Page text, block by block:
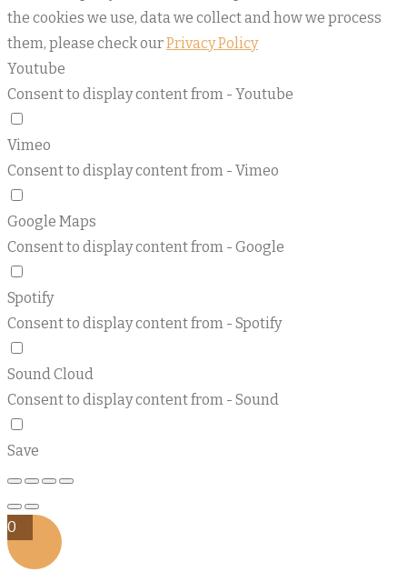
the cookies we use, data we collect and how we process
them, please check ourPrivacy Policy
Youtube
Consent to display content from - Youtube
Vimeo
Consent to display content from - Vimeo
Google Maps
Consent to display content from - Google
Spotify
Consent to display content from - Spotify
Sound Cloud
Consent to display content from - Sound
Save
0